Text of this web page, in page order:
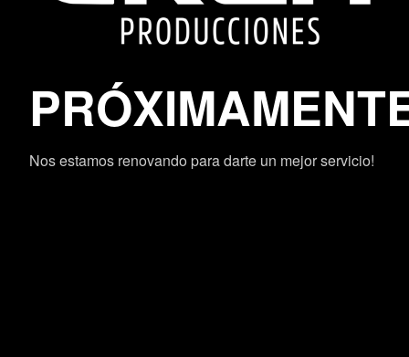
Nos estamos renovando para darte un mejor servicio!